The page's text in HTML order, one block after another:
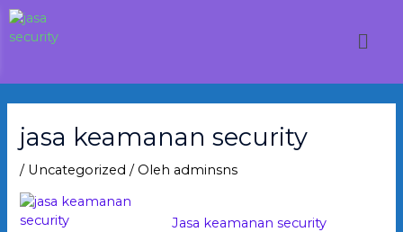
Lewati
ke
konten
jasa keamanan security
/ Uncategorized / Oleh adminsns
Jasa keamanan security